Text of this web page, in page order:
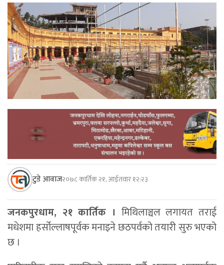
टुडे आवाज२०७८ कार्तिक २१, आईतवार १२:२३
जनकपुरधाम, २१ कार्तिक । मिथिलाञ्चल लगायत तराई
मधेशमा हर्सोल्लाषपूर्वक मनाइने छठपर्वको तयारी सुरु भएको
छ ।